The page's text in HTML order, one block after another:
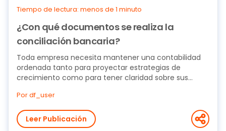
Tiempo de lectura: menos de 1 minuto
¿Con qué documentos se realiza la
conciliación bancaria?
Toda empresa necesita mantener una contabilidad
ordenada tanto para proyectar estrategias de
crecimiento como para tener claridad sobre sus
Por df_user
Leer Publicación